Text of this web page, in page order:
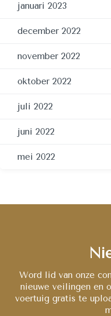
januari 2023
december 2022
november 2022
oktober 2022
juli 2022
juni 2022
mei 2022
Word lid van onze
nieuwe veilingen en
voertuig gratis te